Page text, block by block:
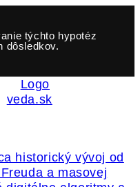
týchto hypotéz
dôsledkov.